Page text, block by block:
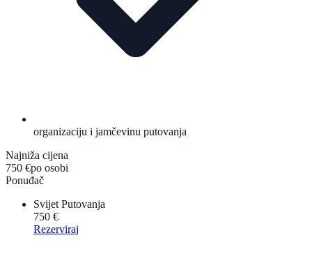
organizaciju i jamčevinu putovanja
Najniža cijena
750 €po osobi
Ponuđač
Svijet Putovanja
750 €
Rezerviraj